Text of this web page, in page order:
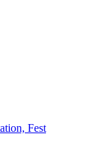
Fest